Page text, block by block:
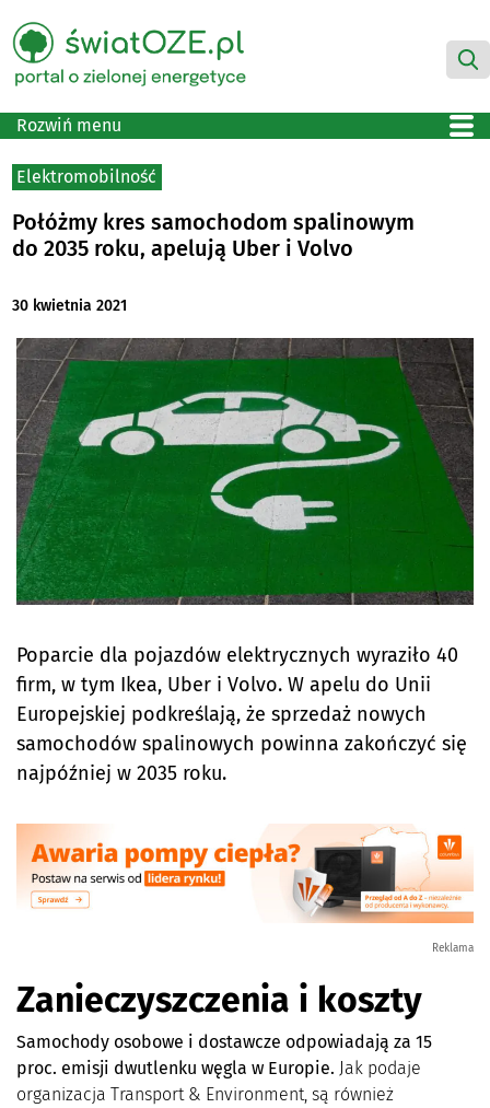
Rozwiń menu
Elektromobilność
Połóżmy kres samochodom spalinowym
do 2035 roku, apelują Uber i Volvo
30 kwietnia 2021
Poparcie dla pojazdów elektrycznych wyraziło 40
firm, w tym Ikea, Uber i Volvo. W apelu do Unii
Europejskiej podkreślają, że sprzedaż nowych
samochodów spalinowych powinna zakończyć się
najpóźniej w 2035 roku.
Reklama
Zanieczyszczenia i koszty
Samochody osobowe i dostawcze odpowiadają za 15
proc. emisji dwutlenku węgla w Europie. Jak podaje
organizacja Transport & Environment, są również